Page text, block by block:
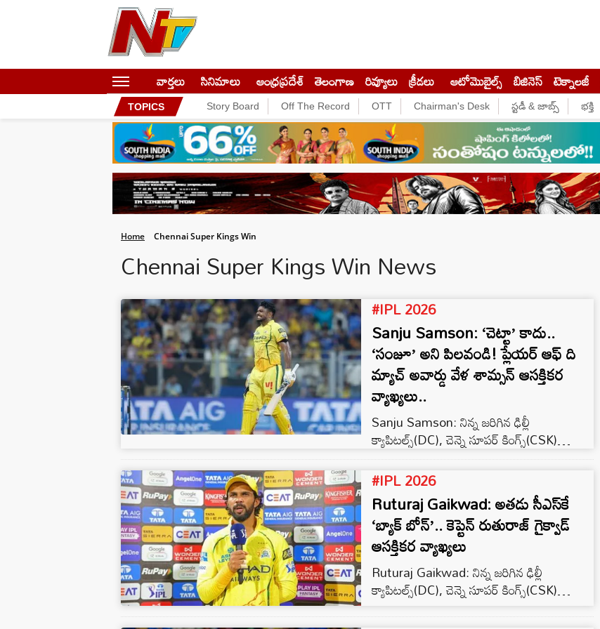
వార్తలు సినిమాలు ఆంధ్రప్రదేశ్ తెలంగాణ రివ్యూలు క్రీడలు ఆటోమొబైల్స్ బిజినెస్‌ టెక్నాలజీ
TOPICS Story Board Off The Record OTT Chairman's Desk స్టడీ & జాబ్స్ భక్తి
Home Chennai Super Kings Win
Chennai Super Kings Win News
#IPL 2026
Sanju Samson: ‘చెట్టా’ కాదు..
‘సంజూ’ అని పిలవండి! ప్లేయర్ ఆఫ్ ది
మ్యాచ్ అవార్డు వేళ శామ్సన్ ఆసక్తికర
వ్యాఖ్యలు..
Sanju Samson: నిన్న జరిగిన ఢిల్లీ
క్యాపిటల్స్(DC), చెన్నై సూపర్ కింగ్స్(CSK)
మరోసారి రెచ్చిపోయాడు. దీంతో చెన్నై 8 వికెట్ల
తేడాతో చిత్తు చేసింది. ఢిల్లీ బౌలర్లపై
విరుచుకుపడుతూ కేవలం 52 బంతుల్లో 7 ఫోర్లు, 6
భారీ సిక్సర్లతో 87 పరుగులు చేసి అజేయంగా
నిలిచాడు. ఇక సంజు శామ్సన్ తన అద్భుతమైన
ఇన్నింగ్స్‌తో మ్యాచ్ విన్నర్‌గా నిలవడమే కాకుండా,
తన హుందాతనంతో అందరినీ ఆకట్టుకున్నాడు.
ప్లేయర్ ఆఫ్…
#IPL 2026
Ruturaj Gaikwad: అతడు సీఎస్‌కే
‘బ్యాక్ బోన్’.. కెప్టెన్ రుతురాజ్ గైక్వాడ్
ఆసక్తికర వ్యాఖ్యలు
Ruturaj Gaikwad: నిన్న జరిగిన ఢిల్లీ
క్యాపిటల్స్(DC), చెన్నై సూపర్ కింగ్స్(CSK)